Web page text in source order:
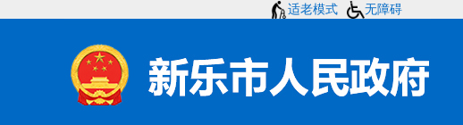
适老模式 无障碍